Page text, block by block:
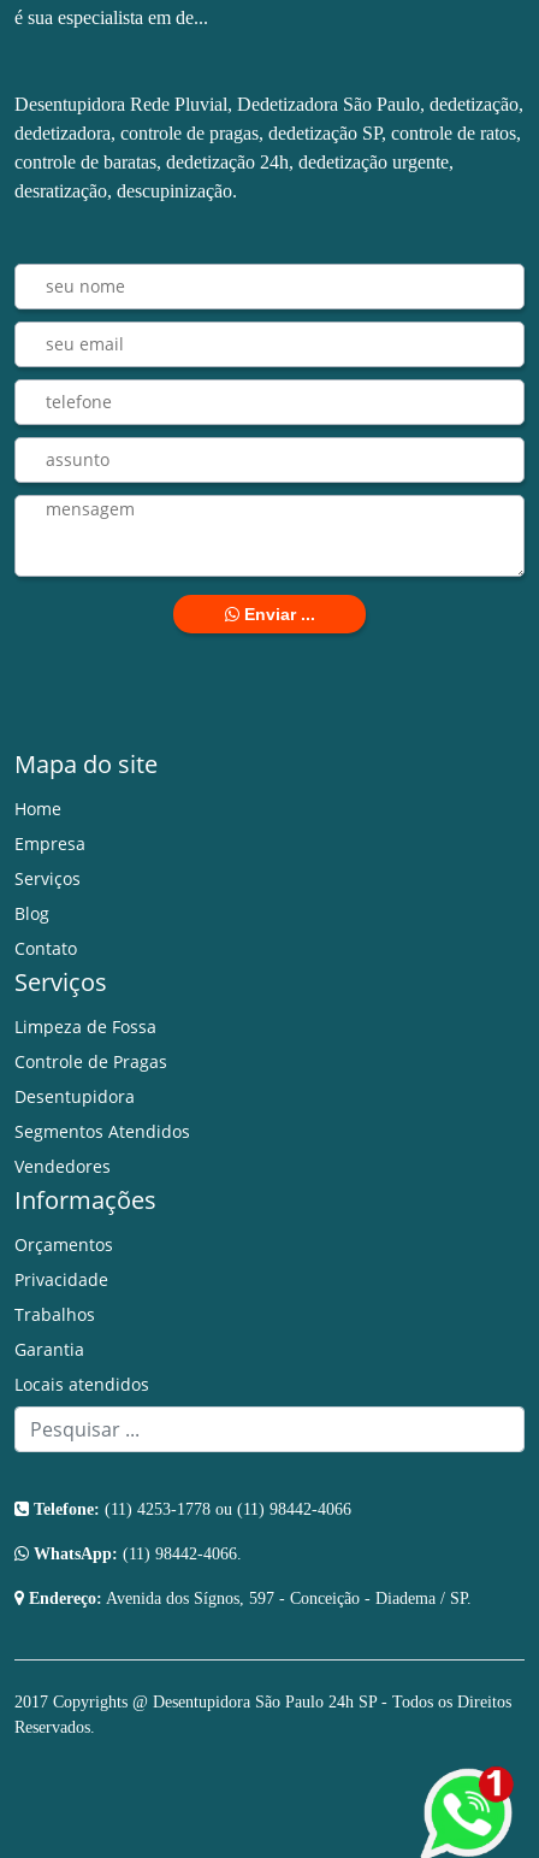
é sua especialista em de...
Desentupidora Rede Pluvial, Dedetizadora São Paulo, dedetização,
dedetizadora, controle de pragas, dedetização SP, controle de ratos,
controle de baratas, dedetização 24h, dedetização urgente,
desratização, descupinização.
Enviar ...
Mapa do site
Home
Empresa
Serviços
Blog
Contato
Serviços
Limpeza de Fossa
Controle de Pragas
Desentupidora
Segmentos Atendidos
Vendedores
Informações
Orçamentos
Privacidade
Trabalhos
Garantia
Locais atendidos
Telefone: (11) 4253-1778 ou (11) 98442-4066
WhatsApp: (11) 98442-4066.
Endereço: Avenida dos Sígnos, 597 - Conceição - Diadema / SP.
2017 Copyrights @ Desentupidora São Paulo 24h SP - Todos os Direitos
Reservados.